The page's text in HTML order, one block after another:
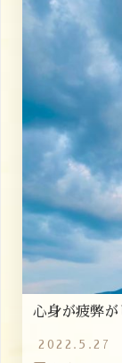
心身が疲弊
2022.5.27